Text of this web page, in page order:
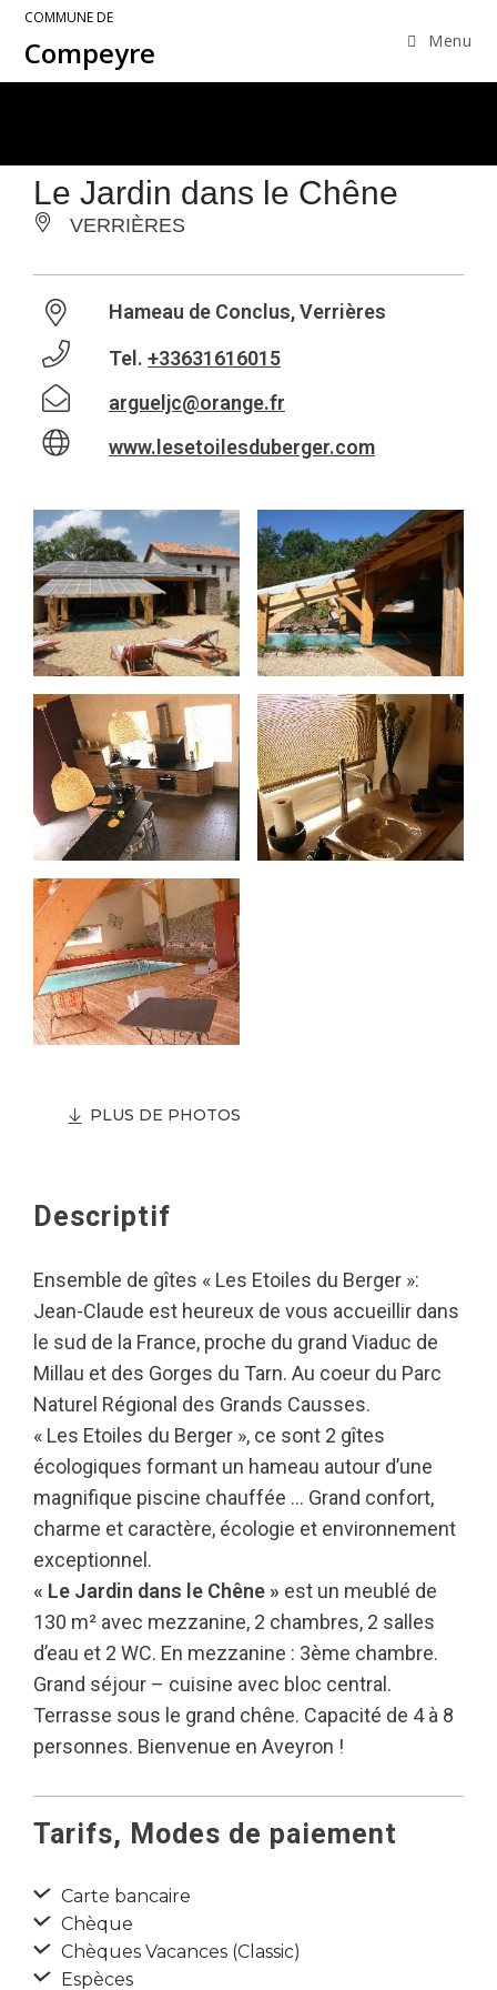
COMMUNE DE
Compeyre Menu
Le Jardin dans le Chêne
VERRIÈRES
Hameau de Conclus, Verrières
Tel. +33631616015
argueljc@orange.fr
www.lesetoilesduberger.com
PLUS DE PHOTOS
Descriptif
Ensemble de gîtes « Les Etoiles du Berger »:
Jean-Claude est heureux de vous accueillir dans
le sud de la France, proche du grand Viaduc de
Millau et des Gorges du Tarn. Au coeur du Parc
Naturel Régional des Grands Causses.
« Les Etoiles du Berger », ce sont 2 gîtes
écologiques formant un hameau autour d’une
magnifique piscine chauffée … Grand confort,
charme et caractère, écologie et environnement
exceptionnel.
« Le Jardin dans le Chêne » est un meublé de
130 m² avec mezzanine, 2 chambres, 2 salles
d’eau et 2 WC. En mezzanine : 3ème chambre.
Grand séjour – cuisine avec bloc central.
Terrasse sous le grand chêne. Capacité de 4 à 8
personnes. Bienvenue en Aveyron !
Tarifs, Modes de paiement
Carte bancaire
Chèque
Chèques Vacances (Classic)
Espèces